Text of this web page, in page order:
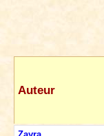
Auteur